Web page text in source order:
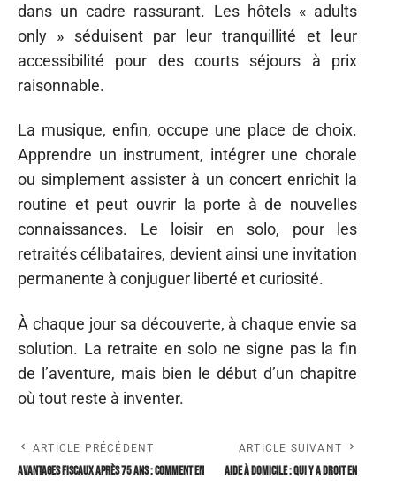
dans un cadre rassurant. Les hôtels « adults
only » séduisent par leur tranquillité et leur
accessibilité pour des courts séjours à prix
raisonnable.
La musique, enfin, occupe une place de choix.
Apprendre un instrument, intégrer une chorale
ou simplement assister à un concert enrichit la
routine et peut ouvrir la porte à de nouvelles
connaissances. Le loisir en solo, pour les
retraités célibataires, devient ainsi une invitation
permanente à conjuguer liberté et curiosité.
À chaque jour sa découverte, à chaque envie sa
solution. La retraite en solo ne signe pas la fin
de l’aventure, mais bien le début d’un chapitre
où tout reste à inventer.
ARTICLE PRÉCÉDENT
Avantages fiscaux après 75 ans : comment en
ARTICLE SUIVANT
Aide à domicile : qui y a droit en